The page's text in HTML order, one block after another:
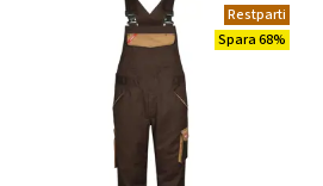
Restparti
Spara 68%